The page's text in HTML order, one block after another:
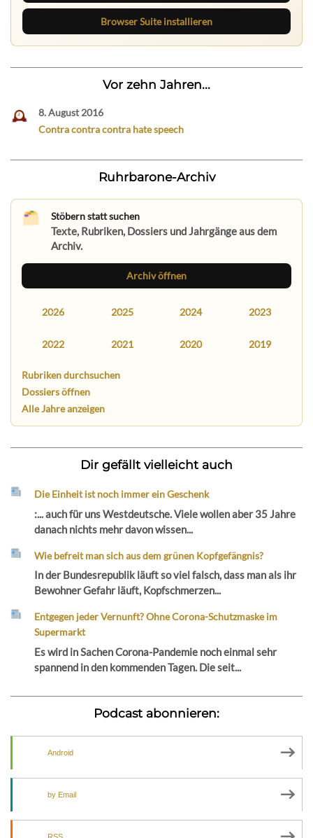
Browser Suite installieren
Vor zehn Jahren...
8. August 2016
Contra contra contra hate speech
Ruhrbarone-Archiv
Stöbern statt suchen
Texte, Rubriken, Dossiers und Jahrgänge aus dem
Archiv.
Archiv öffnen
2026 2025 2024 2023
2022 2021 2020 2019
Rubriken durchsuchen
Dossiers öffnen
Alle Jahre anzeigen
Dir gefällt vielleicht auch
Die Einheit ist noch immer ein Geschenk
:... auch für uns Westdeutsche. Viele wollen aber 35 Jahre
danach nichts mehr davon wissen...
Wie befreit man sich aus dem grünen Kopfgefängnis?
In der Bundesrepublik läuft so viel falsch, dass man als ihr
Bewohner Gefahr läuft, Kopfschmerzen...
Entgegen jeder Vernunft? Ohne Corona-Schutzmaske im
Supermarkt
Es wird in Sachen Corona-Pandemie noch einmal sehr
spannend in den kommenden Tagen. Die seit...
Podcast abonnieren:
Android
by Email